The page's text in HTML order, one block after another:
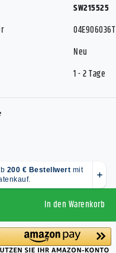
SW215525
04E906036T
Neu
1 - 2 Tage
In den Warenkorb